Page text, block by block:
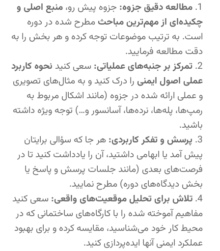
مطالعه دقیق جزوه: جزوه پیش رو، منبع اصلی و
چکیده‌ای از مهم‌ترین مباحثمطرح شده در دوره
است. به ترتیب موضوعات توجه کرده و هر بخش را به
دقت مطالعه فرمایید.
تمرکز بر جنبه‌های عملیاتی: سعی کنید نحوه کاربرد
عملی اصول ایمنی را درک کنید و به مثال‌های تصویری
و عملی ارائه شده در جزوه (مانند اشکال مربوط به
رمپ‌ها، پله‌ها، نرده‌ها، آسانسور و…) توجه ویژه داشته
باشید.
پرسش و تفکر کاربردی: هر جا که سؤالی برایتان
پیش آمد یا ابهامی داشتید، آن را یادداشت کنید تا در
فرصت‌های بعدی (مانند جلسات پرسش و پاسخ یا
بخش دیدگاه‌های دوره) مطرح نمایید.
تلاش برای تحلیل موقعیت‌های واقعی: سعی کنید
مفاهیم آموخته شده را با کارگاه‌های ساختمانی که در
محیط کار خود می‌شناسید، مقایسه کرده و برای بهبود
عملکرد ایمنی آنها ایده‌پردازی کنید.